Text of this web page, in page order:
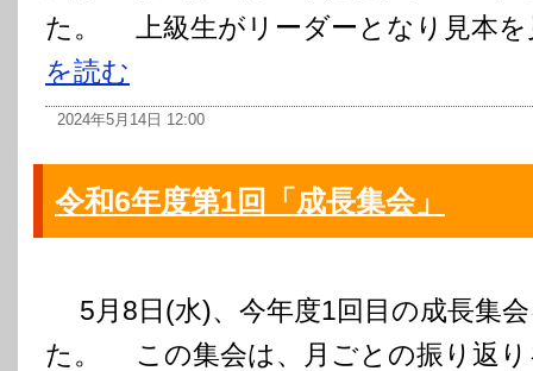
た。 上級生がリーダーとなり見本を
を読む
2024年5月14日 12:00
令和6年度第1回「成長集会」
5月8日(水)、今年度1回目の成長集
た。 この集会は、月ごとの振り返り